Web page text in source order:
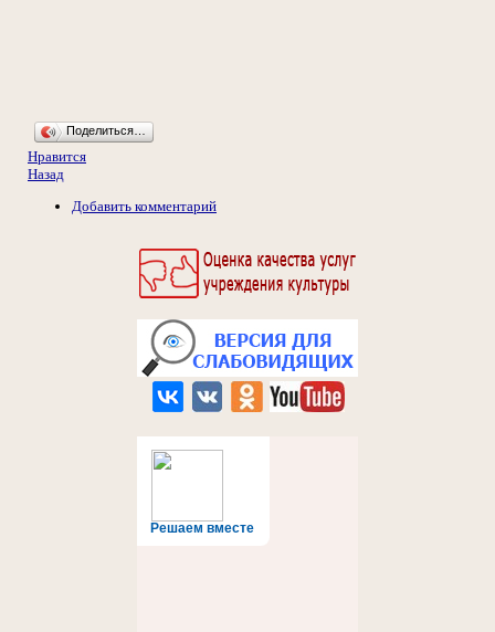
Решаем вместе
Поделиться…
Нравится
Назад
Добавить комментарий